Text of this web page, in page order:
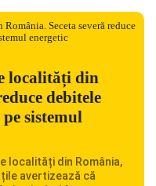
localități din
debitele
sistemul
localități din România,
avertizează că